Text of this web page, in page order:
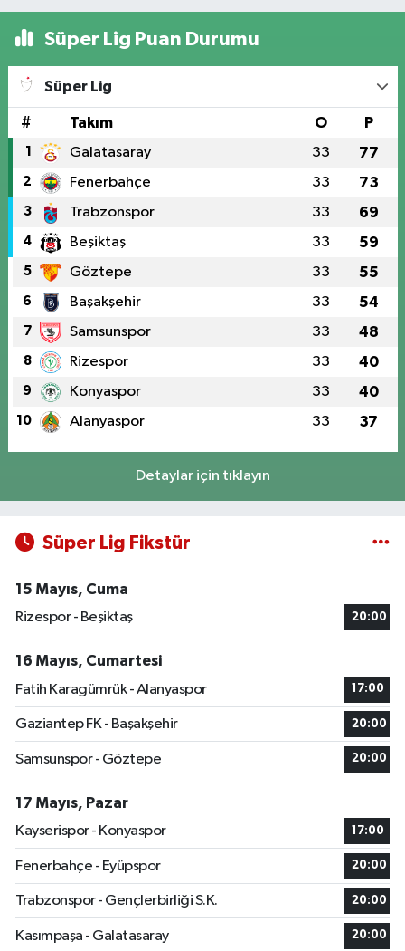
Süper Lig Puan Durumu
Süper Lig
# Takım O P
1 Galatasaray 33 77
2 Fenerbahçe 33 73
3 Trabzonspor 33 69
4 Beşiktaş 33 59
5 Göztepe 33 55
6 Başakşehir 33 54
7 Samsunspor 33 48
8 Rizespor 33 40
9 Konyaspor 33 40
10 Alanyaspor 33 37
Detaylar için tıklayın
Süper Lig Fikstür
15 Mayıs, Cuma
Rizespor - Beşiktaş
20:00
16 Mayıs, Cumartesi
Fatih Karagümrük - Alanyaspor
17:00
Gaziantep FK - Başakşehir 20:00
Samsunspor - Göztepe 20:00
17 Mayıs, Pazar
Kayserispor - Konyaspor
17:00
Fenerbahçe - Eyüpspor 20:00
Trabzonspor - Gençlerbirliği S.K. 20:00
Kasımpaşa - Galatasaray 20:00